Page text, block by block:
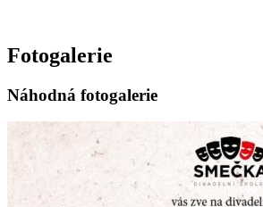
Fotogalerie
Náhodná fotogalerie